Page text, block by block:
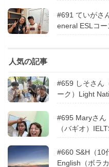
#691 ていがさ
eneral ESLコ
人気の記事
#659 しそさん
ーク）Light
#695 Maryさん
（バギオ）
#660 S&H（10
English（ボラ